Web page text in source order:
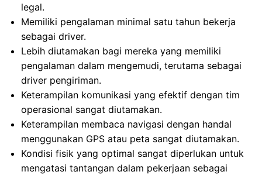
legal.
Memiliki pengalaman minimal satu tahun bekerja
sebagai driver.
Lebih diutamakan bagi mereka yang memiliki
pengalaman dalam mengemudi, terutama sebagai
driver pengiriman.
Keterampilan komunikasi yang efektif dengan tim
operasional sangat diutamakan.
Keterampilan membaca navigasi dengan handal
menggunakan GPS atau peta sangat diutamakan.
Kondisi fisik yang optimal sangat diperlukan untuk
mengatasi tantangan dalam pekerjaan sebagai